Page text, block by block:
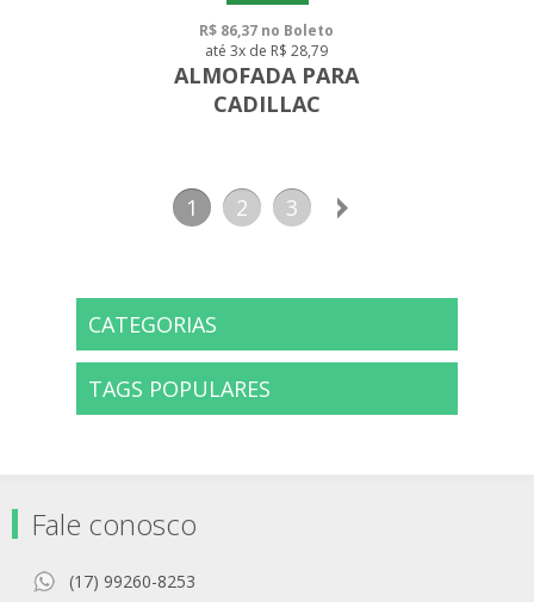
R$ 86,37 no Boleto
até 3x de R$ 28,79
ALMOFADA PARA
CADILLAC
1 2 3
CATEGORIAS
TAGS POPULARES
Fale conosco
(17) 99260-8253